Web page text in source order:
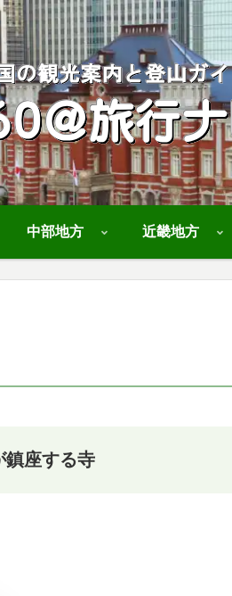
中部地方 近畿地方
鎮座する寺